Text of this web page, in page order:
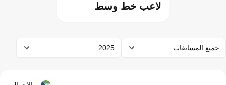
لاعب خط وسط
جميع المسابقات 2025